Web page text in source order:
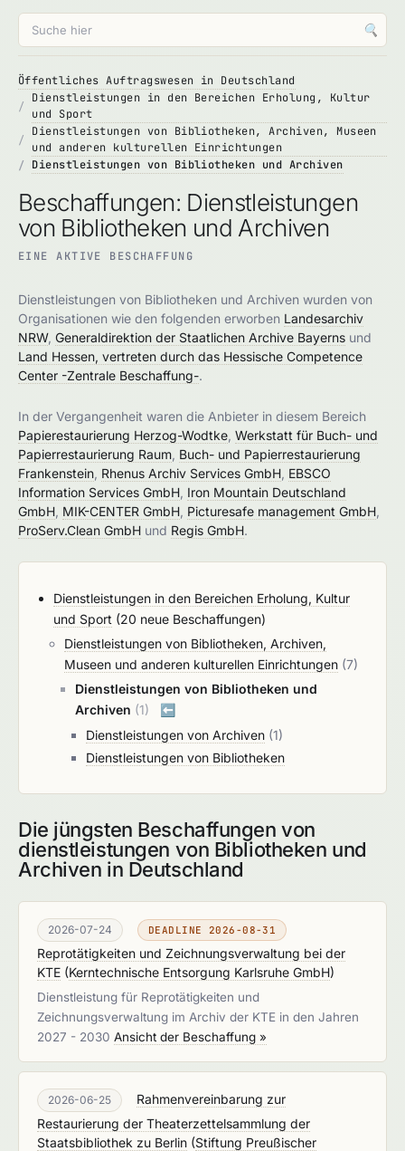
🔍
Öffentliches Auftragswesen in Deutschland
Dienstleistungen in den Bereichen Erholung, Kultur
und Sport
Dienstleistungen von Bibliotheken, Archiven, Museen
und anderen kulturellen Einrichtungen
Dienstleistungen von Bibliotheken und Archiven
Beschaffungen: Dienstleistungen
von Bibliotheken und Archiven
EINE AKTIVE BESCHAFFUNG
Dienstleistungen von Bibliotheken und Archiven wurden von
Organisationen wie den folgenden erworben Landesarchiv
NRW, Generaldirektion der Staatlichen Archive Bayerns und
Land Hessen, vertreten durch das Hessische Competence
Center -Zentrale Beschaffung-.
In der Vergangenheit waren die Anbieter in diesem Bereich
Papierestaurierung Herzog-Wodtke Werkstatt für Buch- und
Papierrestaurierung Raum Buch- und Papierrestaurierung
Frankenstein Rhenus Archiv Services GmbH EBSCO
Information Services GmbH Iron Mountain Deutschland
GmbH MIK-CENTER GmbH Picturesafe management GmbH
ProServ.Clean GmbH und Regis GmbH.
Dienstleistungen in den Bereichen Erholung, Kultur
und Sport (20 neue Beschaffungen)
Dienstleistungen von Bibliotheken, Archiven,
Museen und anderen kulturellen Einrichtungen (7)
Dienstleistungen von Bibliotheken und
Archiven (1) ⬅️
Dienstleistungen von Archiven (1)
Dienstleistungen von Bibliotheken
Die jüngsten Beschaffungen von
dienstleistungen von Bibliotheken und
Archiven in Deutschland
2026-07-24 DEADLINE 2026-08-31
Reprotätigkeiten und Zeichnungsverwaltung bei der
KTE (Kerntechnische Entsorgung Karlsruhe GmbH)
Dienstleistung für Reprotätigkeiten und
Zeichnungsverwaltung im Archiv der KTE in den Jahren
2027 - 2030 Ansicht der Beschaffung »
2026-06-25
Rahmenvereinbarung zur
Restaurierung der Theaterzettelsammlung der
Staatsbibliothek zu Berlin (Stiftung Preußischer